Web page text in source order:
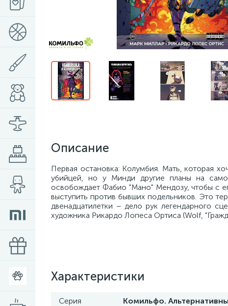
Описание
Первая остановка: Колумбия. Мать, которая
убийцей, но у Минди другие планы на
освобождает Фабио "Мано" Мендозу, чтобы с
выступить против бывших подельников. Это
двенадцатилетки – дело рук легендарного
художника Рикардо Лопеса Ортиса (Wolf,
Характеристики
Серия
Комильфо.